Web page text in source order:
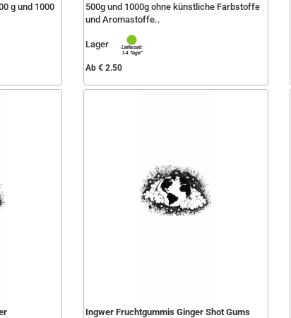
g und 1000
500g und 1000g ohne künstliche Farbstoffe
und Aromastoffe..
Lager
Ab € 2.50
Ingwer Fruchtgummis Ginger Shot Gums